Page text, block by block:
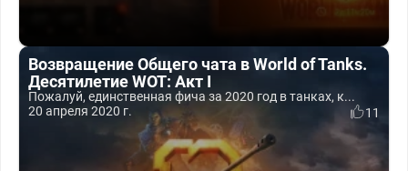
Возвращение Общего чата в World of Tanks.
Десятилетие WOT: Акт I
Пожалуй, единственная фича за 2020 год в танках, к...
20 апреля 2020 г.
11